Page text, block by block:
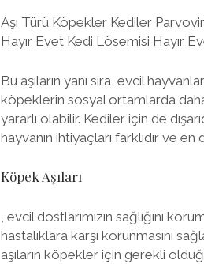
Aşı Türü Köpekler Kediler
Hayır Evet Kedi Lösemisi Hayır
Bu aşıların yanı sıra, evcil
köpeklerin sosyal ortamlarda
yararlı olabilir. Kediler için de
hayvanın ihtiyaçları farklıdır ve
Köpek Aşıları
, evcil dostlarımızın sağlığını
hastalıklara karşı korunmasını
aşıların köpekler için gerekli